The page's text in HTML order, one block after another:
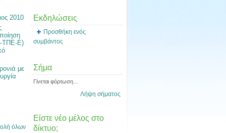
2010
ΤΠΕ-Ε)
με
όλων
Εκδηλώσεις
Προσθήκη ενός
συμβάντος
Σήμα
Γίνεται φόρτωση...
Λήψη σήματος
Είστε νέο μέλος στο
δίκτυο;